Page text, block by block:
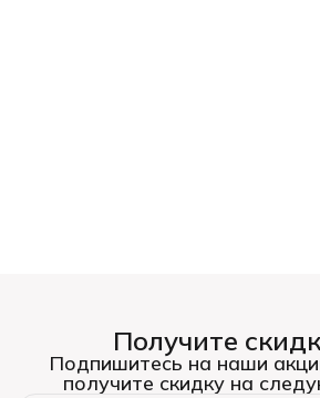
Получите
Подпишитесь на наши
получите скидку на